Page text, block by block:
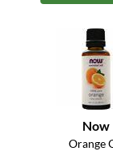
Now
Orange